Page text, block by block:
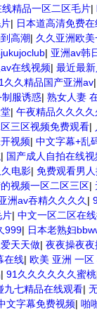
精品一区二区毛片|
| 日本道高清免费
高潮| 久久亚洲欧
| 亚洲av韩
在线视频| 最近最
久久精品国产亚洲av|
服诱惑| 熟女人妻
| 午夜精品久久久
三区视频免费观看|
视频| 中文字幕+乱
| 国产成人自拍在线视
电影| 免费观看男
视频一区二区三区|
洲av吞精久久久久 |
片| 中文一区二区在
999| 日本老熟妇
天天做| 夜夜操夜
在线| 欧美 亚洲 一区
| 91久久久久久久蜜桃
九七精品在线观看|
文字幕免费视频| 啪